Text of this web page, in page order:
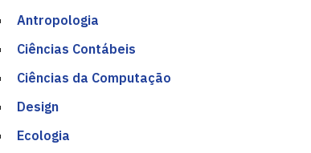
Antropologia
Ciências Contábeis
Ciências da Computação
Design
Ecologia